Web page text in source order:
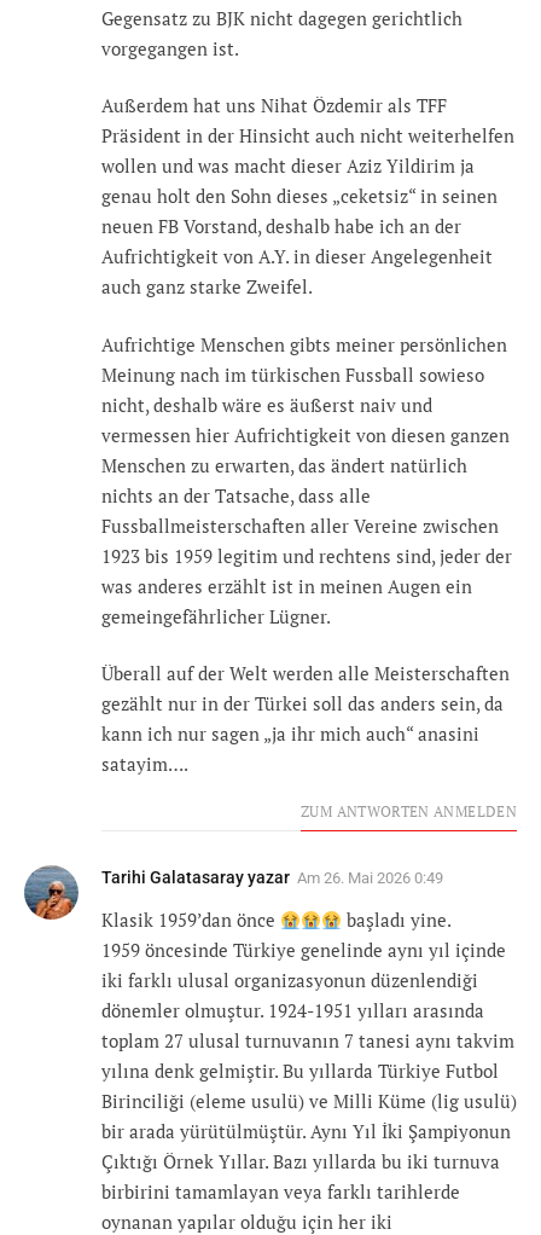
Gegensatz zu BJK nicht dagegen gerichtlich
vorgegangen ist.
Außerdem hat uns Nihat Özdemir als TFF
Präsident in der Hinsicht auch nicht weiterhelfen
wollen und was macht dieser Aziz Yildirim ja
genau holt den Sohn dieses „ceketsiz“ in seinen
neuen FB Vorstand, deshalb habe ich an der
Aufrichtigkeit von A.Y. in dieser Angelegenheit
auch ganz starke Zweifel.
Aufrichtige Menschen gibts meiner persönlichen
Meinung nach im türkischen Fussball sowieso
nicht, deshalb wäre es äußerst naiv und
vermessen hier Aufrichtigkeit von diesen ganzen
Menschen zu erwarten, das ändert natürlich
nichts an der Tatsache, dass alle
Fussballmeisterschaften aller Vereine zwischen
1923 bis 1959 legitim und rechtens sind, jeder der
was anderes erzählt ist in meinen Augen ein
gemeingefährlicher Lügner.
Überall auf der Welt werden alle Meisterschaften
gezählt nur in der Türkei soll das anders sein, da
kann ich nur sagen „ja ihr mich auch“ anasini
satayim….
ZUM ANTWORTEN ANMELDEN
Tarihi Galatasaray yazar Am 26. Mai 2026 0:49
Klasik 1959’dan önce
başladı yine.
1959 öncesinde Türkiye genelinde aynı yıl içinde
iki farklı ulusal organizasyonun düzenlendiği
dönemler olmuştur. 1924-1951 yılları arasında
toplam 27 ulusal turnuvanın 7 tanesi aynı takvim
yılına denk gelmiştir. Bu yıllarda Türkiye Futbol
Birinciliği (eleme usulü) ve Milli Küme (lig usulü)
bir arada yürütülmüştür. Aynı Yıl İki Şampiyonun
Çıktığı Örnek Yıllar. Bazı yıllarda bu iki turnuva
birbirini tamamlayan veya farklı tarihlerde
oynanan yapılar olduğu için her iki